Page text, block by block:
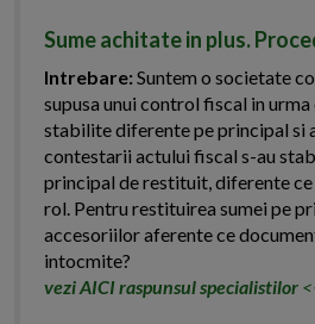
Sume achitate in plus.
Intrebare:Suntem o societate
supusa unui control fiscal in
stabilite diferente pe principal si
contestarii actului fiscal s-au
principal de restituit, diferente ce
rol. Pentru restituirea sumei pe
accesoriilor aferente ce
intocmite?
vezi AICI raspunsul specialistilor